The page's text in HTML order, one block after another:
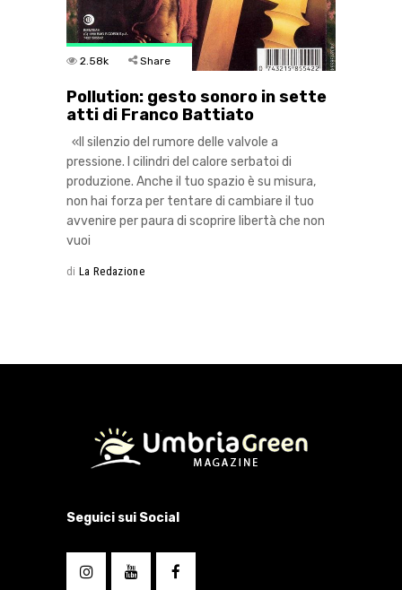
2.58k Share
Pollution: gesto sonoro in sette
atti di Franco Battiato
«Il silenzio del rumore delle valvole a
pressione. I cilindri del calore serbatoi di
produzione. Anche il tuo spazio è su misura,
non hai forza per tentare di cambiare il tuo
avvenire per paura di scoprire libertà che non
vuoi
di La Redazione
Seguici sui Social